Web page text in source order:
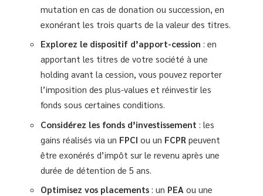
mutation en cas de donation ou succession, en
exonérant les trois quarts de la valeur des titres.
Explorez le dispositif d’apport-cession : en
apportant les titres de votre société à une
holding avant la cession, vous pouvez reporter
l’imposition des plus-values et réinvestir les
fonds sous certaines conditions.
Considérez les fonds d’investissement : les
gains réalisés via un FPCI ou un FCPR peuvent
être exonérés d’impôt sur le revenu après une
durée de détention de 5 ans.
Optimisez vos placements : un PEA ou une